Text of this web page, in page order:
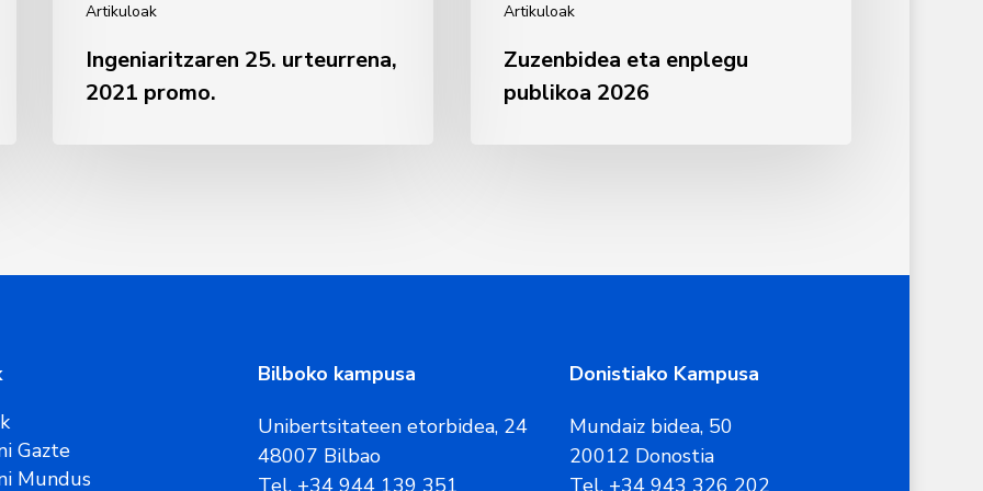
Artikuloak
Ingeniaritzaren 25. urteurrena,
2021 promo.
Artikuloak
Zuzenbidea eta enplegu
publikoa 2026
Gazte
Mundus
Bilboko kampusa
Unibertsitateen etorbidea, 24
48007 Bilbao
Donistiako Kampusa
Mundaiz bidea, 50
20012 Donostia